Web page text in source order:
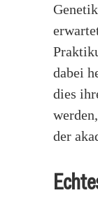
dabei
dies
der